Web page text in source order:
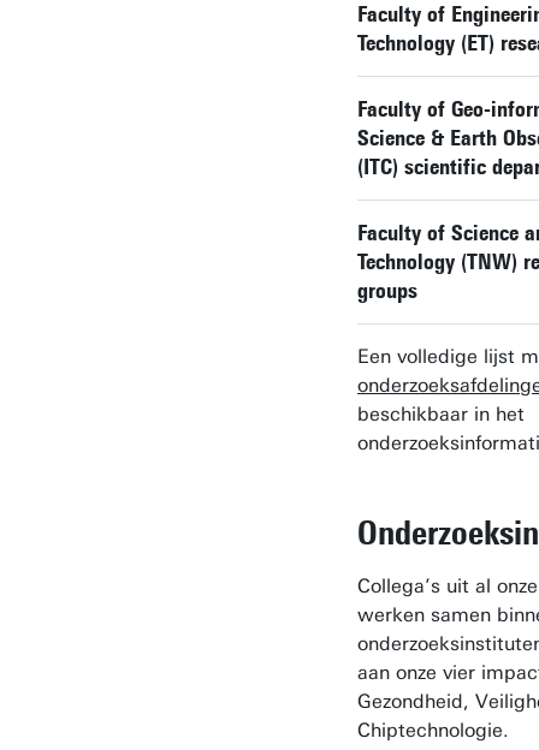
Faculty of
Technology (ET)
Faculty of Geo-
Science & Earth
(ITC) scientific
Faculty of Science
Technology (TNW)
groups
Een volledige lijst
beschikbaar in het
Collega’s uit al
werken samen
aan onze vier
Gezondheid,
Chiptechnologie.